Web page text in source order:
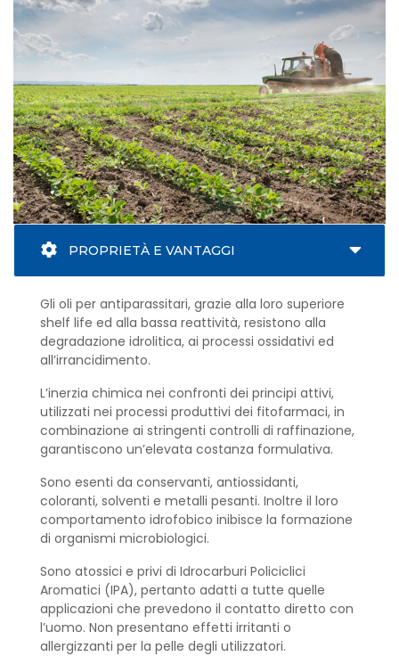
PROPRIETÀ E VANTAGGI
Gli oli per antiparassitari, grazie alla loro superiore
shelf life ed alla bassa reattività, resistono alla
degradazione idrolitica, ai processi ossidativi ed
all’irrancidimento.
L’inerzia chimica nei confronti dei principi attivi,
utilizzati nei processi produttivi dei fitofarmaci, in
combinazione ai stringenti controlli di raffinazione,
garantiscono un’elevata costanza formulativa.
Sono esenti da conservanti, antiossidanti,
coloranti, solventi e metalli pesanti. Inoltre il loro
comportamento idrofobico inibisce la formazione
di organismi microbiologici.
Sono atossici e privi di Idrocarburi Policiclici
Aromatici (IPA), pertanto adatti a tutte quelle
applicazioni che prevedono il contatto diretto con
l’uomo. Non presentano effetti irritanti o
allergizzanti per la pelle degli utilizzatori.